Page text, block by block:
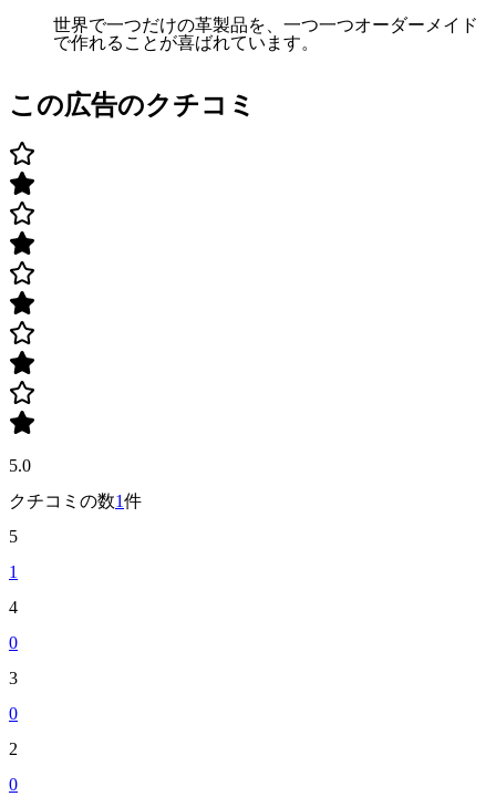
世界で一つだけの革製品を、一つ一つオーダーメイド
で作れることが喜ばれています。
この広告のクチコミ
5.0
クチコミの数1件
5
1
4
0
3
0
2
0